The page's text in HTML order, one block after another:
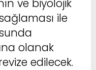
ve biyolojik
ile
olanak
edilecek.